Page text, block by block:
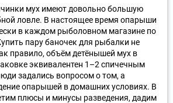
мух имеют довольно большую
ловле. В настоящее время опарыши
в каждом рыболовном магазине по
пару баночек для рыбалки не
правило, объём детёнышей мух в
эквивалентен 1–2 спичечным
задались вопросом о том, а
опарышей в домашних условиях. В
плюсы и минусы разведения, дадим